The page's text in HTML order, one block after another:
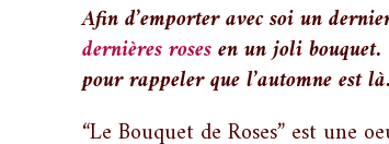
prix :
33,00 €
Afin d’emporter avec soi un
dernières rosesen un joli bouquet.
pour rappeler que l’automne est là.
“Le Bouquet de Roses” est une